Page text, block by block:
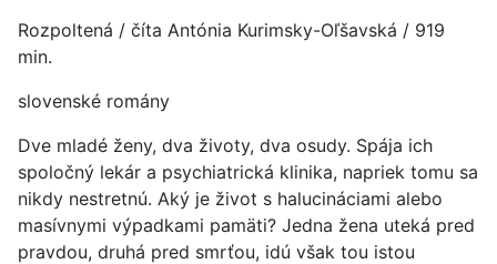
Rozpoltená / číta Antónia Kurimsky-Oľšavská / 919
min.
slovenské romány
Dve mladé ženy, dva životy, dva osudy. Spája ich
spoločný lekár a psychiatrická klinika, napriek tomu sa
nikdy nestretnú. Aký je život s halucináciami alebo
masívnymi výpadkami pamäti? Jedna žena uteká pred
pravdou, druhá pred smrťou, idú však tou istou